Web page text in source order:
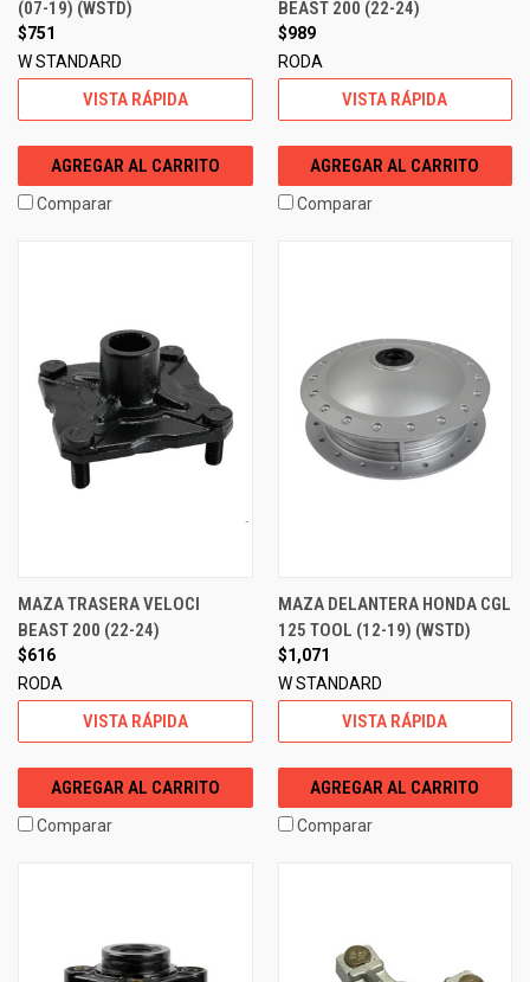
(07-19) (WSTD)
$751
W STANDARD
VISTA RÁPIDA
AGREGAR AL CARRITO
Comparar
BEAST 200 (22-24)
$989
RODA
VISTA RÁPIDA
AGREGAR AL CARRITO
Comparar
MAZA TRASERA VELOCI
BEAST 200 (22-24)
$616
RODA
VISTA RÁPIDA
AGREGAR AL CARRITO
Comparar
MAZA DELANTERA HONDA CGL
125 TOOL (12-19) (WSTD)
$1,071
W STANDARD
VISTA RÁPIDA
AGREGAR AL CARRITO
Comparar